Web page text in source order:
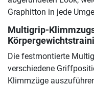
Graphitton in jede
Multigrip-
Die festmontierte
verschiedene
Klimmzüge